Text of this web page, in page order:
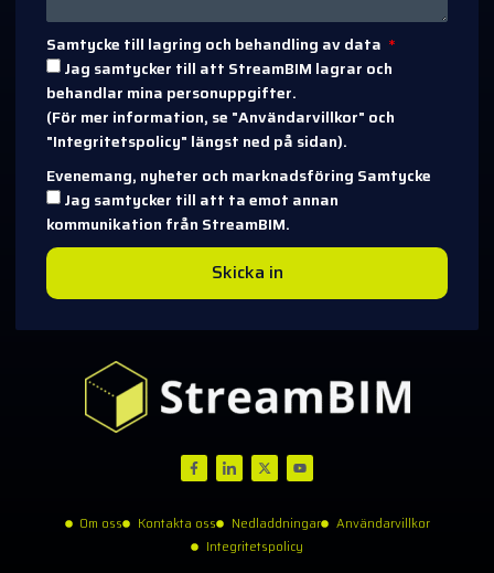
Samtycke till lagring och behandling av data
Jag samtycker till att StreamBIM lagrar och
behandlar mina personuppgifter.
(För mer information, se "Användarvillkor" och
"Integritetspolicy" längst ned på sidan).
Evenemang, nyheter och marknadsföring Samtycke
Jag samtycker till att ta emot annan
kommunikation från StreamBIM.
Skicka in
Om oss Kontakta oss Nedladdningar
Användarvillkor
Integritetspolicy